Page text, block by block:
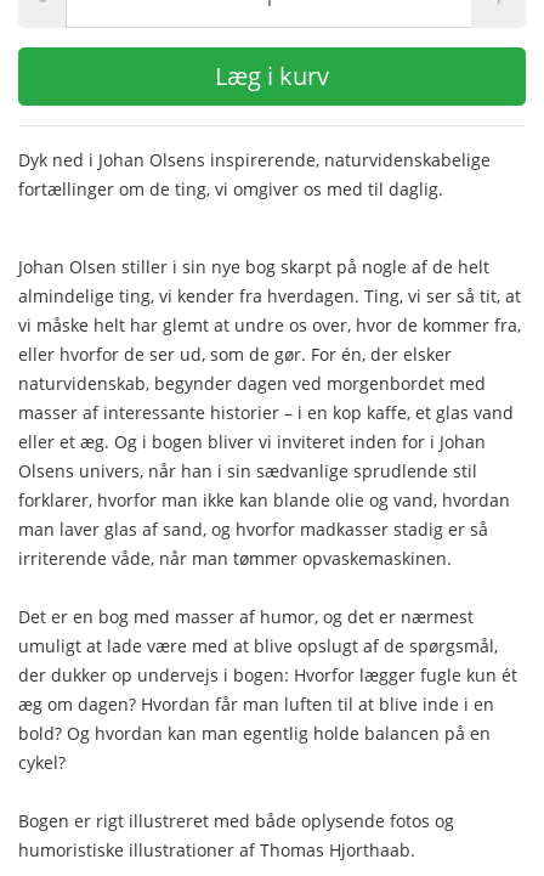
Læg i kurv
Dyk ned i Johan Olsens inspirerende, naturvidenskabelige
fortællinger om de ting, vi omgiver os med til daglig.
Johan Olsen stiller i sin nye bog skarpt på nogle af de helt
almindelige ting, vi kender fra hverdagen. Ting, vi ser så tit, at
vi måske helt har glemt at undre os over, hvor de kommer fra,
eller hvorfor de ser ud, som de gør. For én, der elsker
naturvidenskab, begynder dagen ved morgenbordet med
masser af interessante historier – i en kop kaffe, et glas vand
eller et æg. Og i bogen bliver vi inviteret inden for i Johan
Olsens univers, når han i sin sædvanlige sprudlende stil
forklarer, hvorfor man ikke kan blande olie og vand, hvordan
man laver glas af sand, og hvorfor madkasser stadig er så
irriterende våde, når man tømmer opvaskemaskinen.
Det er en bog med masser af humor, og det er nærmest
umuligt at lade være med at blive opslugt af de spørgsmål,
der dukker op undervejs i bogen: Hvorfor lægger fugle kun ét
æg om dagen? Hvordan får man luften til at blive inde i en
bold? Og hvordan kan man egentlig holde balancen på en
cykel?
Bogen er rigt illustreret med både oplysende fotos og
humoristiske illustrationer af Thomas Hjorthaab.